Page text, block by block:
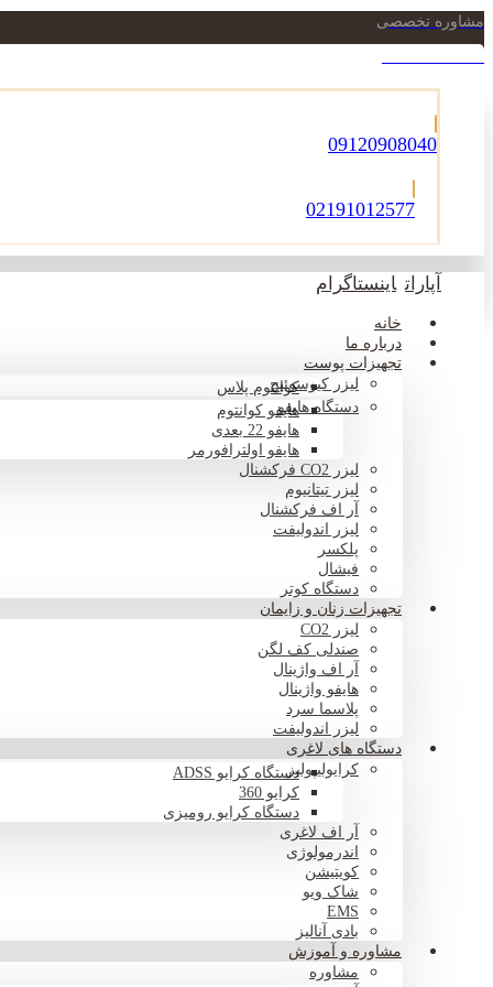
مشاوره تخصصی
09120908040
02191012577
آپارات اینستاگرام
خانه
درباره ما
تجهیزات پوست
لیزر کیوسوئیچکوانتوم پلاس
دستگاه هایفوهایفو کوانتوم
هایفو 22 بعدی
هایفو اولترافورمر
لیزر CO2 فرکشنال
لیزر تیتانیوم
آر اف فرکشنال
لیزر اندولیفت
پلکسر
فیشال
دستگاه کوتر
تجهیزات زنان و زایمان
لیزر CO2
صندلی کف لگن
آر اف واژینال
هایفو واژینال
پلاسما سرد
لیزر اندولیفت
دستگاه های لاغری
کرایولیپولیزدستگاه کرایو ADSS
کرایو 360
دستگاه کرایو رومیزی
آر اف لاغری
اندرمولوژی
کویتیشن
شاک ویو
EMS
بادی آنالیز
مشاوره و آموزش
مشاوره